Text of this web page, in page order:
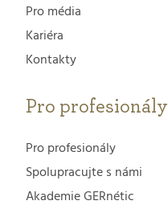
Pro média
Kariéra
Kontakty
Pro profesionály
Pro profesionály
Spolupracujte s námi
Akademie GERnétic